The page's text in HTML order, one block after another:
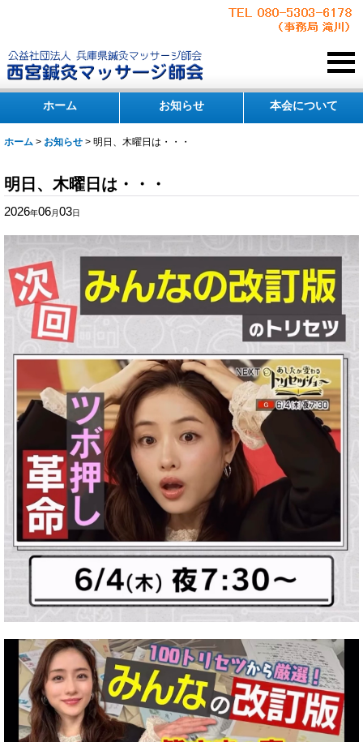
ホーム お知らせ 本会について
ホーム > お知らせ > 明日、木曜日は・・・
明日、木曜日は・・・
2026年06月03日